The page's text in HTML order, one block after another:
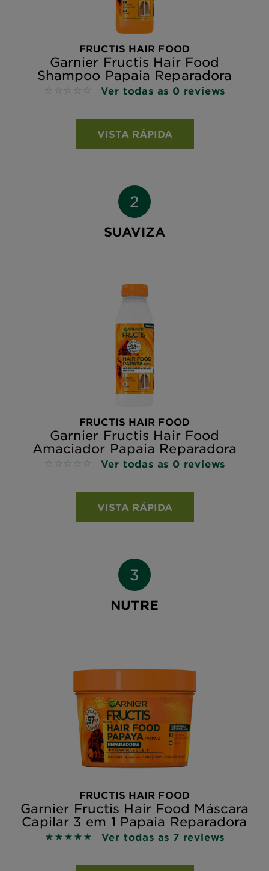
FRUCTIS HAIR FOOD
Garnier Fructis Hair Food
Shampoo Papaia Reparadora
No reviews Ver todas as 0 reviews
VISTA RÁPIDA
SUAVIZA
FRUCTIS HAIR FOOD
Garnier Fructis Hair Food
Amaciador Papaia Reparadora
No reviews Ver todas as 0 reviews
VISTA RÁPIDA
NUTRE
FRUCTIS HAIR FOOD
Garnier Fructis Hair Food Máscara
Capilar 3 em 1 Papaia Reparadora
5 out of 5 stars based on reviews
Ver todas as 7 reviews